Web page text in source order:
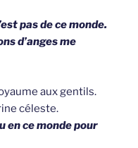
pas de ce monde.
d’anges me
aux gentils.
céleste.
en ce monde pour